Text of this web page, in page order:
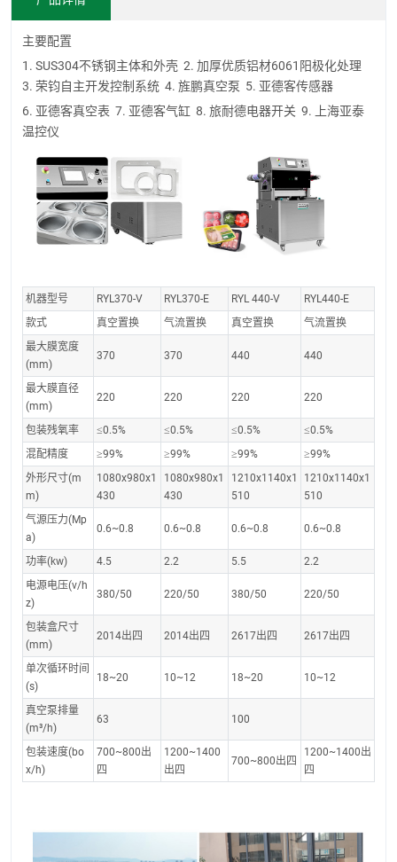
主要配置
1. SUS304不锈钢主体和外壳 2. 加厚优质铝材6061阳极化处理
3. 荣钧自主开发控制系统 4. 旌鹏真空泵 5. 亚德客传感器
6. 亚德客真空表 7. 亚德客气缸 8. 旅耐德电器开关 9. 上海亚泰
温控仪
机器型号 RYL370-V RYL370-E RYL 440-V
RYL440-E
款式
真空置换 气流置换 真空置换
气流置换
最大膜宽度
(mm)
370 370 440 440
最大膜直径
(mm)
220 220 220 220
包装残氧率 ≤0.5% ≤0.5% ≤0.5%
≤0.5%
混配精度
≥99% ≥99% ≥99%
≥99%
外形尺寸(m
m)
1080x980x1
430
1080x980x1
430
1210x1140x1
510
1210x1140x1
510
气源压力(Mp
a)
0.6~0.8 0.6~0.8 0.6~0.8 0.6~0.8
功率(kw) 4.5 2.2 5.5
2.2
电源电压(v/h
z)
380/50 220/50 380/50 220/50
包装盒尺寸
(mm)
2014出四 2014出四 2617出四 2617出四
单次循环时间
(s)
18~20 10~12 18~20 10~12
真空泵排量
(m³/h)
63 100
包装速度(bo
x/h)
700~800出
四
1200~1400
出四
700~800出四
1200~1400出
四